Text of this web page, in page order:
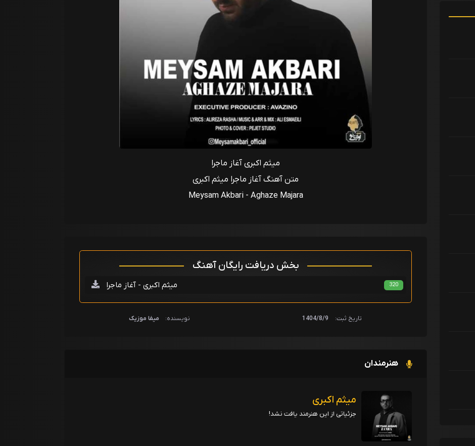
میثم اکبری آغاز ماجرا
متن آهنگ آغاز ماجرا میثم اکبری
Meysam Akbari - Aghaze Majara
بخش دریافت رایگان آهنگ
میثم اکبری - آغاز ماجرا 320
تاریخ ثبت: 1404/8/9 نویسنده: میفا موزیک
هنرمندان
میثم اکبری
جزئیاتی از این هنرمند یافت نشد!